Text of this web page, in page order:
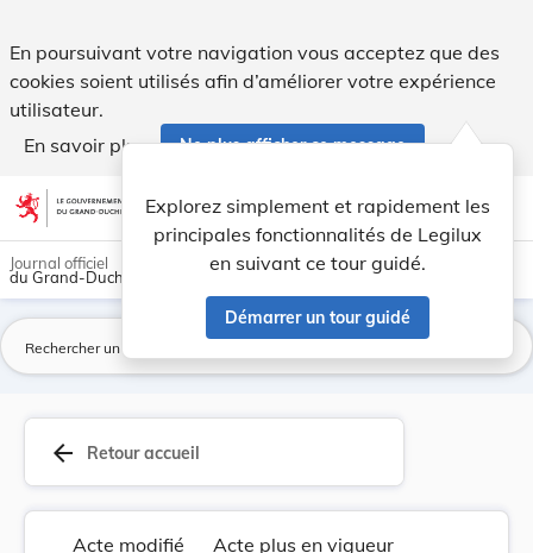
En poursuivant votre navigation vous acceptez que des
cookies soient utilisés afin d’améliorer votre expérience
utilisateur.
En savoir plus
Ne plus afficher ce message
Aller au contenu account_circle help Aide
Explorez simplement et rapidement les
principales fonctionnalités de Legilux
en suivant ce tour guidé.
Démarrer un tour guidé
light_mode dark_mode
Journal officiel
du Grand-Duché de Luxembourg
arrow_back Retour accueil
Acte modifié Acte plus en vigueur